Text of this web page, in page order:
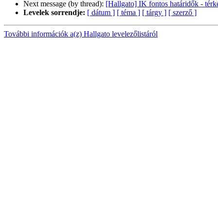
Next message (by thread): [Hallgato] IK fontos határidők -
Levelek sorrendje: [ dátum ] [ téma ] [ tárgy ] [ szerző ]
További információk a(z) Hallgato levelezőlistáról